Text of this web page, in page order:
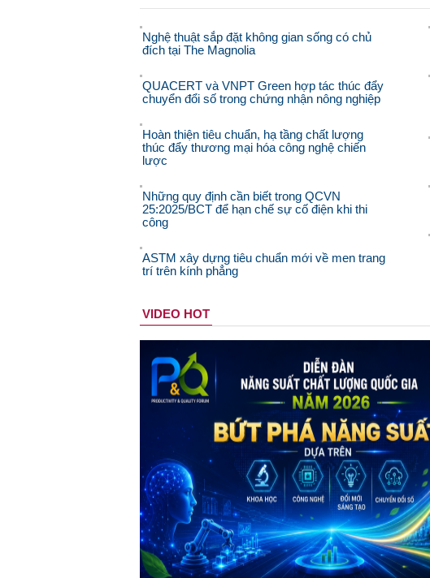
Nghệ thuật sắp đặt không gian sống có chủ
đích tại The Magnolia
QUACERT và VNPT Green hợp tác thúc đẩy
chuyển đổi số trong chứng nhận nông nghiệp
Hoàn thiện tiêu chuẩn, hạ tầng chất lượng
thúc đẩy thương mại hóa công nghệ chiến
lược
Những quy định cần biết trong QCVN
25:2025/BCT để hạn chế sự cố điện khi thi
công
ASTM xây dựng tiêu chuẩn mới về men trang
trí trên kính phẳng
VIDEO HOT